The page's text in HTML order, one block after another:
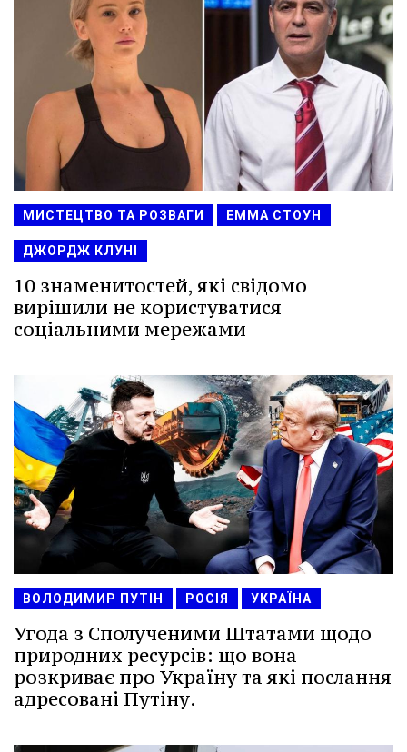
МИСТЕЦТВО ТА РОЗВАГИ ЕММА СТОУН
ДЖОРДЖ КЛУНІ
10 знаменитостей, які свідомо
вирішили не користуватися
соціальними мережами
ВОЛОДИМИР ПУТІН РОСІЯ УКРАЇНА
Угода з Сполученими Штатами щодо
природних ресурсів: що вона
розкриває про Україну та які послання
адресовані Путіну.